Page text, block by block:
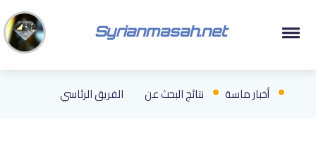
Syrianmasah.net
أخبار ماسة نتائج البحث عن الفريق الرئاسي